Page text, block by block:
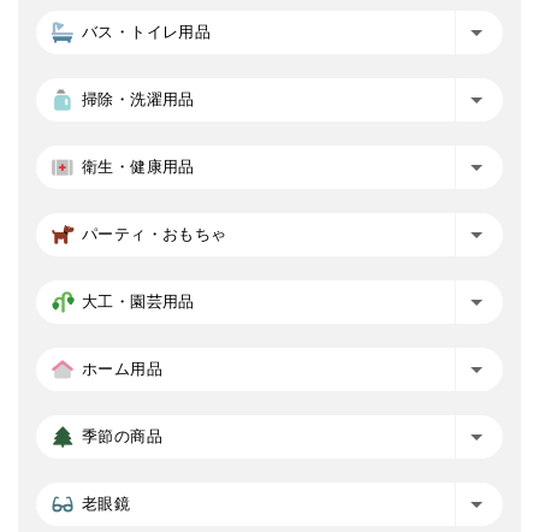
バス・トイレ用品
掃除・洗濯用品
衛生・健康用品
パーティ・おもちゃ
大工・園芸用品
ホーム用品
季節の商品
老眼鏡